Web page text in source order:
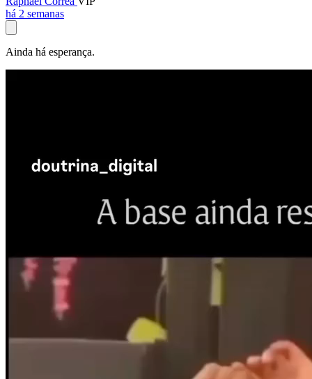
há 2 semanas
Ainda há esperança.